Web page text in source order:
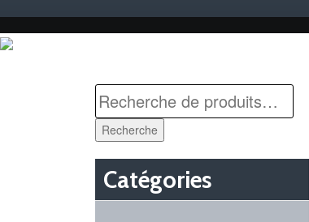
Recherche
Catégories